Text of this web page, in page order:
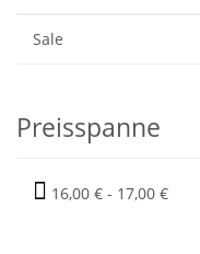
Sale
Preisspanne
16,00 € - 17,00 €